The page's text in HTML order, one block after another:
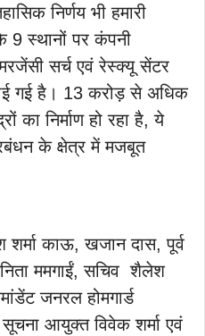
निर्णय भी हमारी
9 स्थानों पर कंपनी
सर्च एवं रेस्क्यू सेंटर
गई है। 13 करोड़ से अधिक
का निर्माण हो रहा है, ये
के क्षेत्र में मजबूत
काऊ, खजान दास, पूर्व
ममगाईं, सचिव शैलेश
जनरल होमगार्ड
आयुक्त विवेक शर्मा एवं